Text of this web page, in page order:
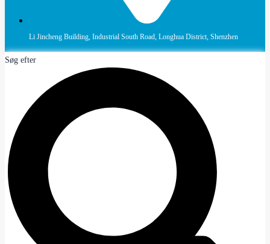
Li Jincheng Building, Industrial South Road, Longhua District, Shenzhen
Søg efter